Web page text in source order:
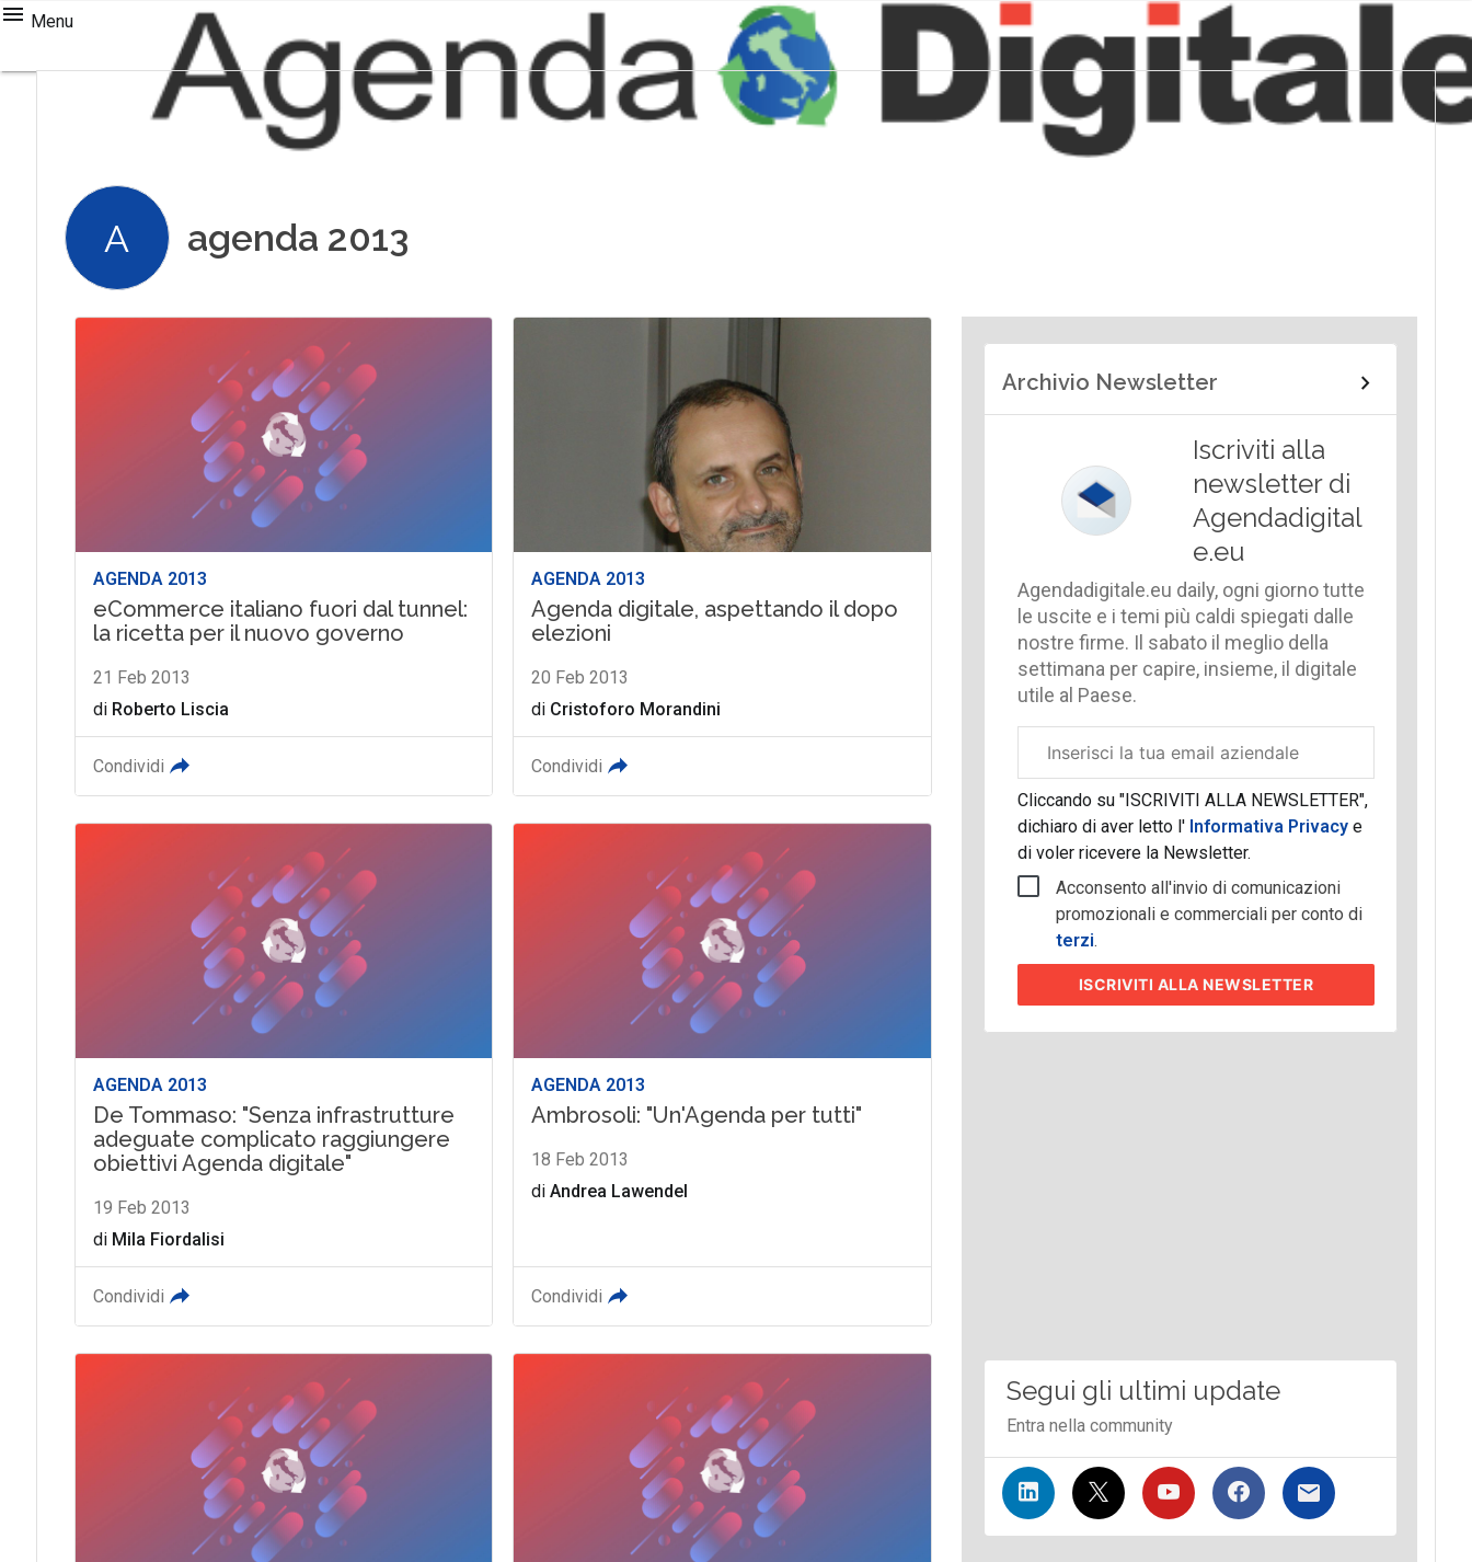
Menu
A agenda 2013
AGENDA 2013
eCommerce italiano fuori dal tunnel:
la ricetta per il nuovo governo
21 Feb 2013
di Roberto Liscia
Condividi
AGENDA 2013
Agenda digitale, aspettando il dopo
elezioni
20 Feb 2013
di Cristoforo Morandini
Condividi
AGENDA 2013
De Tommaso: "Senza infrastrutture
adeguate complicato raggiungere
obiettivi Agenda digitale"
19 Feb 2013
di Mila Fiordalisi
Condividi
AGENDA 2013
Ambrosoli: "Un'Agenda per tutti"
18 Feb 2013
diAndrea Lawendel
Condividi
Archivio Newsletter
Iscriviti alla
newsletter di
Agendadigital
e.eu
Agendadigitale.eu daily, ogni giorno tutte
le uscite e i temi più caldi spiegati dalle
nostre firme. Il sabato il meglio della
settimana per capire, insieme, il digitale
utile al Paese.
aziendale
Cliccando su "ISCRIVITI ALLA NEWSLETTER",
dichiaro di aver letto l'Informativa Privacy e
di voler ricevere la Newsletter.
Acconsento all'invio di comunicazioni
promozionali e commerciali per conto di
terzi.
ISCRIVITI ALLA NEWSLETTER
Segui gli ultimi update
Entra nella community